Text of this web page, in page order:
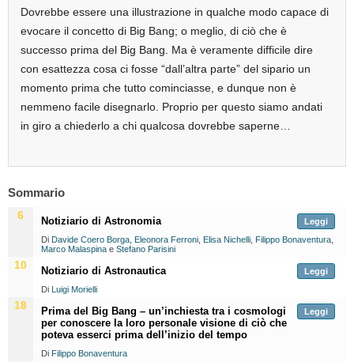
Dovrebbe essere una illustrazione in qualche modo capace di
evocare il concetto di Big Bang; o meglio, di ciò che è
successo prima del Big Bang. Ma è veramente difficile dire
con esattezza cosa ci fosse “dall’altra parte” del sipario un
momento prima che tutto cominciasse, e dunque non è
nemmeno facile disegnarlo. Proprio per questo siamo andati
in giro a chiederlo a chi qualcosa dovrebbe saperne…
Sommario
6
Leggi
Notiziario di Astronomia
Di Davide Coero Borga Eleonora Ferroni Elisa Nichelli Filippo Bonaventura
Marco Malaspina e Stefano Parisini
10 Leggi
Notiziario di Astronautica
Di Luigi Morielli
18 Leggi
Prima del Big Bang – un’inchiesta tra i cosmologi
per conoscere la loro personale visione di ciò che
poteva esserci prima dell’inizio del tempo
Di Filippo Bonaventura